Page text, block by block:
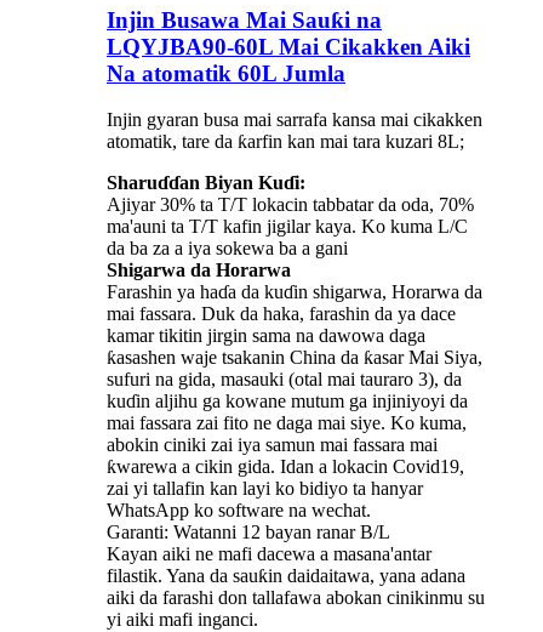
Injin Busawa Mai Sauƙi na
LQYJBA90-60L Mai Cikakken Aiki
Na atomatik 60L Jumla
Injin gyaran busa mai sarrafa kansa mai cikakken
atomatik, tare da ƙarfin kan mai tara kuzari 8L;
Sharuɗɗan Biyan Kuɗi:
Ajiyar 30% ta T/T lokacin tabbatar da oda, 70%
ma'auni ta T/T kafin jigilar kaya. Ko kuma L/C
da ba za a iya sokewa ba a gani
Shigarwa da Horarwa
Farashin ya haɗa da kuɗin shigarwa, Horarwa da
mai fassara. Duk da haka, farashin da ya dace
kamar tikitin jirgin sama na dawowa daga
ƙasashen waje tsakanin China da ƙasar Mai Siya,
sufuri na gida, masauki (otal mai tauraro 3), da
kuɗin aljihu ga kowane mutum ga injiniyoyi da
mai fassara zai fito ne daga mai siye. Ko kuma,
abokin ciniki zai iya samun mai fassara mai
ƙwarewa a cikin gida. Idan a lokacin Covid19,
zai yi tallafin kan layi ko bidiyo ta hanyar
WhatsApp ko software na wechat.
Garanti: Watanni 12 bayan ranar B/L
Kayan aiki ne mafi dacewa a masana'antar
filastik. Yana da sauƙin daidaitawa, yana adana
aiki da farashi don tallafawa abokan cinikinmu su
yi aiki mafi inganci.